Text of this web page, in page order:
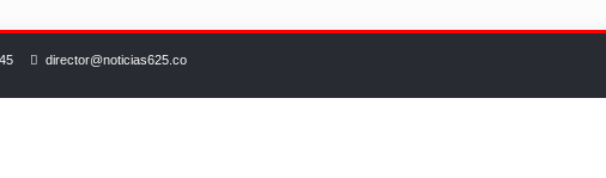
director@noticias625.co